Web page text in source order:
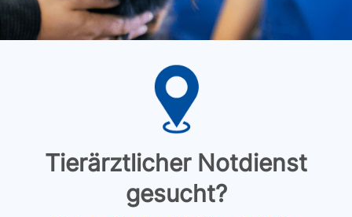
Tierärztlicher Notdienst
gesucht?